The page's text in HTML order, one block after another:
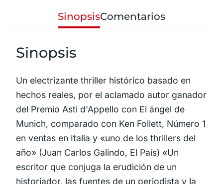
SinopsisComentarios
Sinopsis
Un electrizante thriller histórico basado en
hechos reales, por el aclamado autor ganador
del Premio Asti d'Appello con El ángel de
Munich, comparado con Ken Follett, Número 1
en ventas en Italia y «uno de los thrillers del
año» (Juan Carlos Galindo, El País) «Un
escritor que conjuga la erudición de un
historiador, las fuentes de un periodista y la